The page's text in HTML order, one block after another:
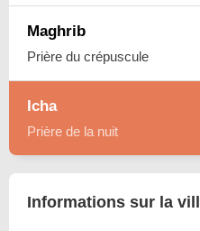
Maghrib
Prière du crépuscule
Icha
Prière de la nuit
Informations sur la